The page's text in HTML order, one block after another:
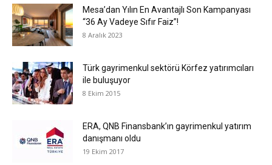
Mesa’dan Yılın En Avantajlı Son Kampanyası
“36 Ay Vadeye Sıfır Faiz”!
8 Aralık 2023
Türk gayrimenkul sektörü Körfez yatırımcıları
ile buluşuyor
8 Ekim 2015
ERA, QNB Finansbank’ın gayrimenkul yatırım
danışmanı oldu
19 Ekim 2017